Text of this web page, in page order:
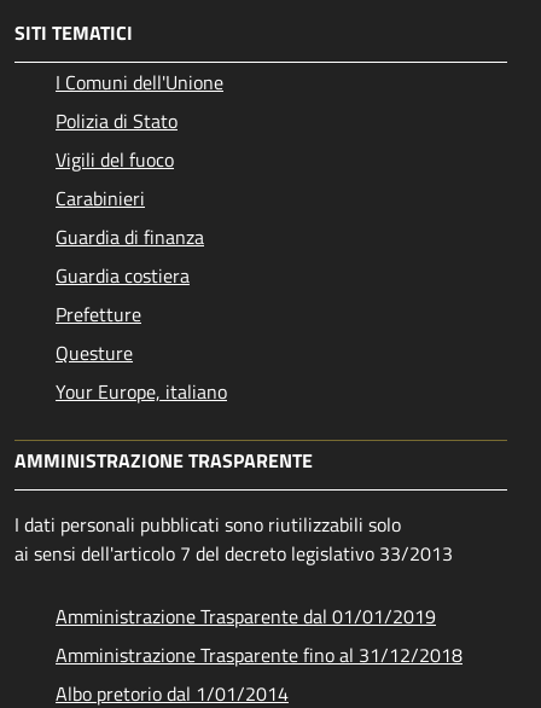
SITI TEMATICI
I Comuni dell'Unione
Polizia di Stato
Vigili del fuoco
Carabinieri
Guardia di finanza
Guardia costiera
Prefetture
Questure
Your Europe, italiano
AMMINISTRAZIONE TRASPARENTE
I dati personali pubblicati sono riutilizzabili solo
ai sensi dell'articolo 7 del decreto legislativo 33/2013
Amministrazione Trasparente dal 01/01/2019
Amministrazione Trasparente fino al 31/12/2018
Albo pretorio dal 1/01/2014